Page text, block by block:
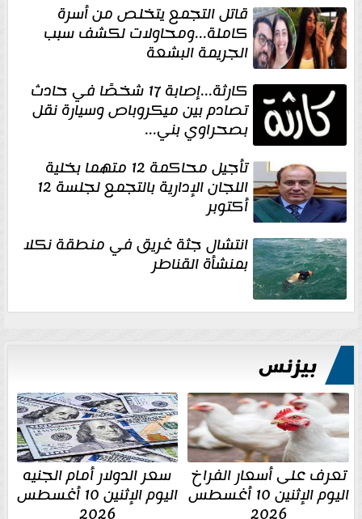
قاتل التجمع يتخلص من أسرة
كاملة...ومحاولات لكشف سبب
الجريمة البشعة
كارثة...إصابة 17 شخصًا في حادث
تصادم بين ميكروباص وسيارة نقل
بصحراوي بني...
تأجيل محاكمة 12 متهما بخلية
اللجان الإدارية بالتجمع لجلسة 12
أكتوبر
انتشال جثة غريق في منطقة نكلا
بمنشأة القناطر
بيزنس
تعرف على أسعار الفراخ
اليوم الإثنين 10 أغسطس
سعر الدولار أمام الجنيه
اليوم الإثنين 10 أغسطس